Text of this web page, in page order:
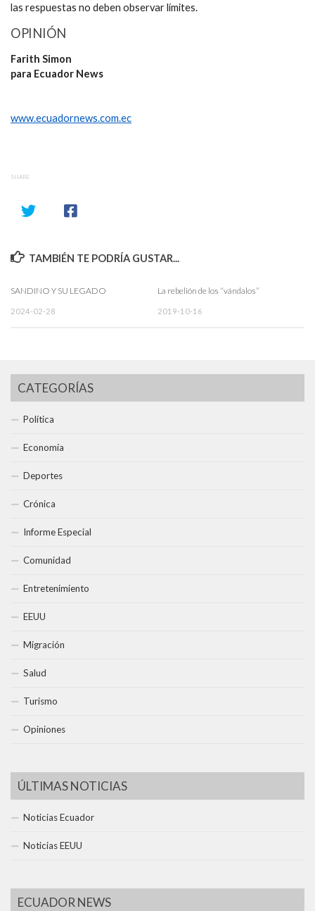
las respuestas no deben observar límites.
OPINIÓN
Farith Simon
para Ecuador News
www.ecuadornews.com.ec
SHARE
TAMBIÉN TE PODRÍA GUSTAR...
SANDINO Y SU LEGADO
2024-02-28
La rebelión de los “vándalos”
2019-10-16
CATEGORÍAS
Política
Economía
Deportes
Crónica
Informe Especial
Comunidad
Entretenimiento
EEUU
Migración
Salud
Turismo
Opiniones
ÚLTIMAS NOTICIAS
Noticias Ecuador
Noticias EEUU
ECUADOR NEWS